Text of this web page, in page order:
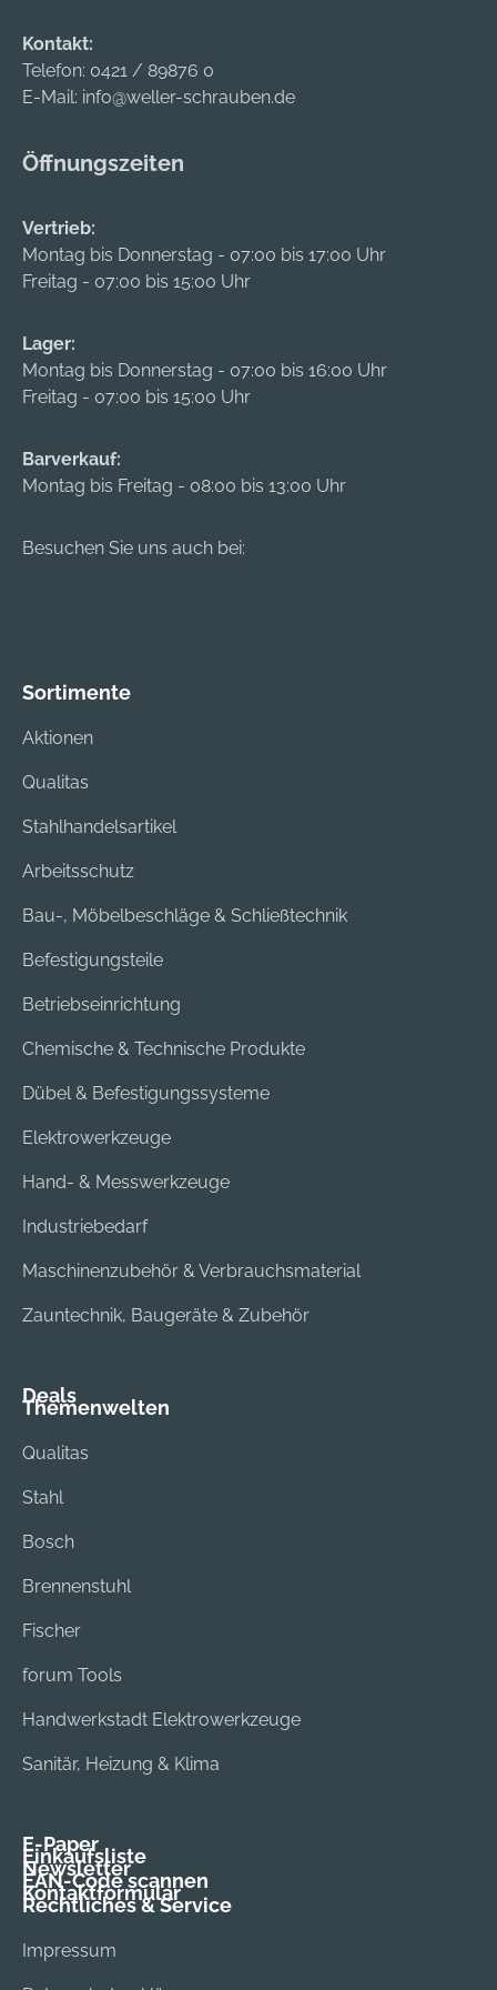
Kontakt:
Telefon: 0421 / 89876 0
E-Mail: info@weller-schrauben.de
Öffnungszeiten
Vertrieb:
Montag bis Donnerstag - 07:00 bis 17:00 Uhr
Freitag - 07:00 bis 15:00 Uhr
Lager:
Montag bis Donnerstag - 07:00 bis 16:00 Uhr
Freitag - 07:00 bis 15:00 Uhr
Barverkauf:
Montag bis Freitag - 08:00 bis 13:00 Uhr
Besuchen Sie uns auch bei:
Sortimente
Aktionen
Qualitas
Stahlhandelsartikel
Arbeitsschutz
Bau-, Möbelbeschläge & Schließtechnik
Befestigungsteile
Betriebseinrichtung
Chemische & Technische Produkte
Dübel & Befestigungssysteme
Elektrowerkzeuge
Hand- & Messwerkzeuge
Industriebedarf
Maschinenzubehör & Verbrauchsmaterial
Zauntechnik, Baugeräte & Zubehör
Deals
Themenwelten
Qualitas
Stahl
Bosch
Brennenstuhl
Fischer
forum Tools
Handwerkstadt Elektrowerkzeuge
Sanitär, Heizung & Klima
E-Paper
Einkaufsliste
Newsletter
EAN-Code scannen
Kontaktformular
Rechtliches & Service
Impressum